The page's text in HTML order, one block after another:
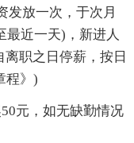
发放一次，于次月
最近一天)，新进人
职之日停薪，按日
程》)
元，如无缺勤情况